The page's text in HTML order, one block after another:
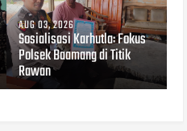
AUG 03, 2026
Sosialisasi Karhutla: Fokus
Polsek Baamang di Titik
Rawan